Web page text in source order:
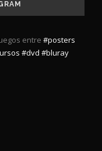
entre #posters
#dvd #bluray